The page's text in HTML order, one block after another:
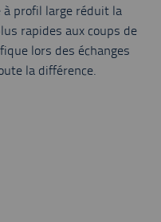
à profil large réduit la
rapides aux coups de
lors des échanges
la différence.